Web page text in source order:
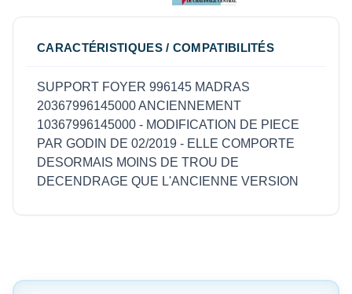
CARACTÉRISTIQUES / COMPATIBILITÉS
SUPPORT FOYER 996145 MADRAS
20367996145000 ANCIENNEMENT
10367996145000 - MODIFICATION DE PIECE
PAR GODIN DE 02/2019 - ELLE COMPORTE
DESORMAIS MOINS DE TROU DE
DECENDRAGE QUE L'ANCIENNE VERSION